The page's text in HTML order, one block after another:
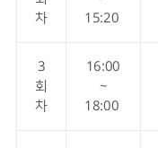
차
15:20
3
회
차
16:00
~
18:00